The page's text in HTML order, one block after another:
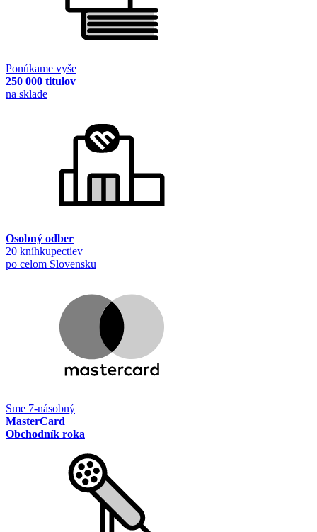
Ponúkame vyše
250 000 titulov
na sklade
Osobný odber
20 kníhkupectiev
po celom Slovensku
Sme 7-násobný
MasterCard
Obchodník roka